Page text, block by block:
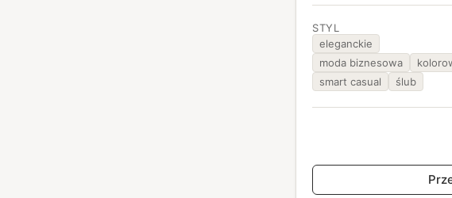
STYL
eleganckie
moda biznesowa
smart casual
ślub